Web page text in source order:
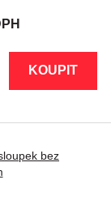
KOUPIT
bez